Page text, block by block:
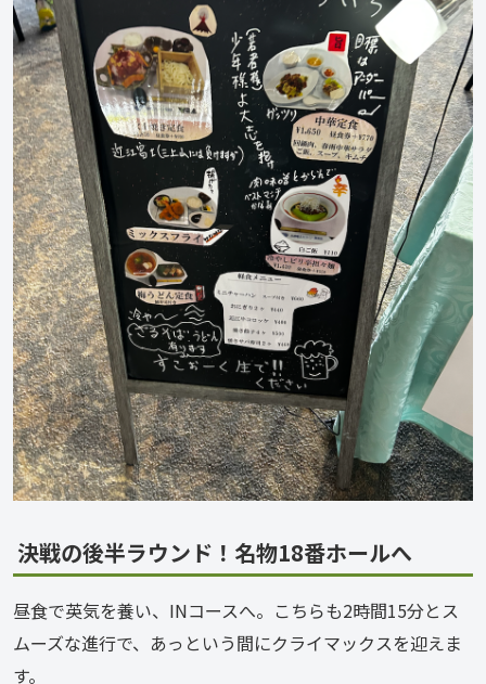
決戦の後半ラウンド！名物18番ホールへ
昼食で英気を養い、INコースへ。こちらも2時間15分とス
ムーズな進行で、あっという間にクライマックスを迎えま
す。